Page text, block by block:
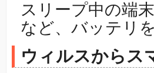
スリープ中の端
など、バッテリ
ウィルスからス